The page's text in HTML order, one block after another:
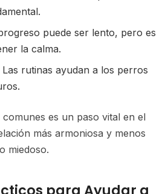
puede ser lento, pero es
la calma.
Las rutinas ayudan a los perros
es un paso vital en el
más armoniosa y menos
miedoso.